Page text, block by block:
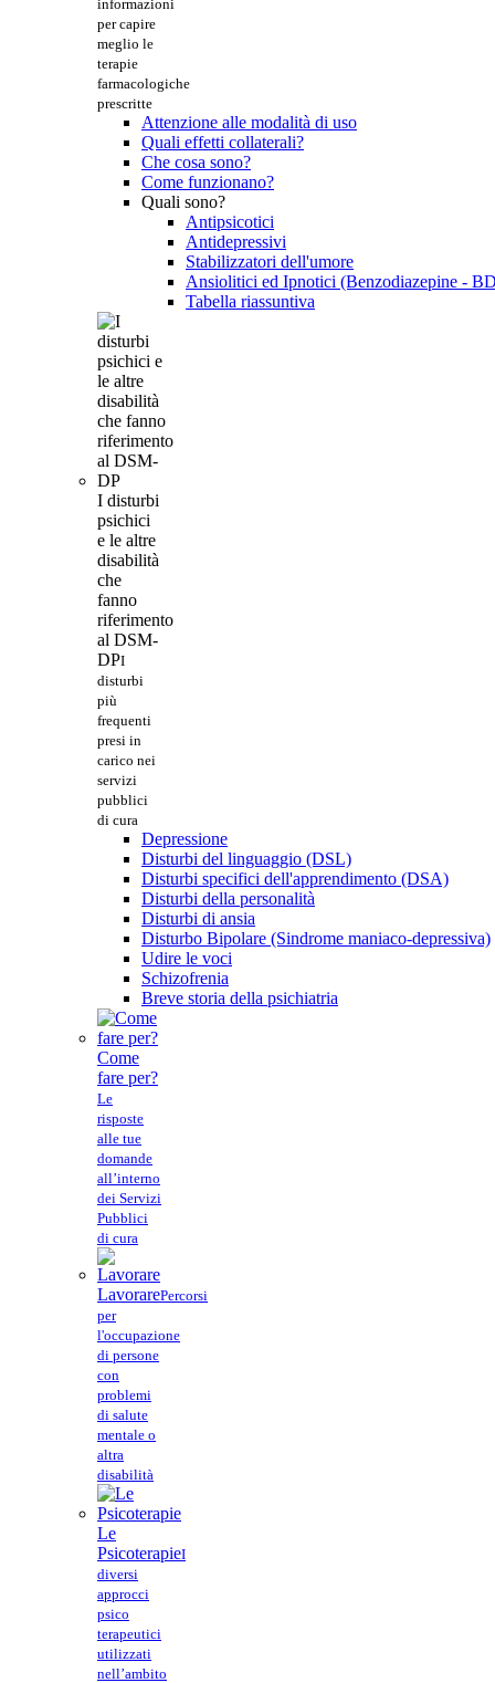
informazioni
per capire
meglio le
terapie
farmacologiche
prescritte
Attenzione alle modalità di uso
Quali effetti collaterali?
Che cosa sono?
Come funzionano?
Quali sono?
Antipsicotici
Antidepressivi
Stabilizzatori dell'umore
Ansiolitici ed Ipnotici (Benzodiazepine -
Tabella riassuntiva
I disturbi
psichici
e le altre
disabilità
che
fanno
riferimento
al DSM-
DPI
disturbi
più
frequenti
presi in
carico nei
servizi
pubblici
di cura
Depressione
Disturbi del linguaggio (DSL)
Disturbi specifici dell'apprendimento (DSA)
Disturbi della personalità
Disturbi di ansia
Disturbo Bipolare (Sindrome maniaco-depressiva)
Udire le voci
Schizofrenia
Breve storia della psichiatria
Come
fare per?
Le
risposte
alle tue
domande
all’interno
dei Servizi
Pubblici
di cura
LavorarePercorsi
per
l'occupazione
di persone
con
problemi
di salute
mentale o
altra
disabilità
Le
PsicoterapieI
diversi
approcci
psico
terapeutici
utilizzati
nell’ambito